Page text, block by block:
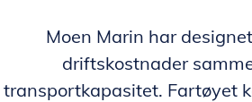
Moen Marin har
driftskostnader
transportkapasitet. Fartøyet